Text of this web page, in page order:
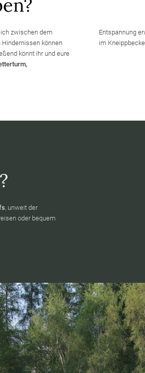
zwischen dem
können
könnt ihr und eure
Entspannung
im
, unweit der
oder bequem
und Neuigkeiten aus unserer Ferienregion.
Herr Frau
Nachname*